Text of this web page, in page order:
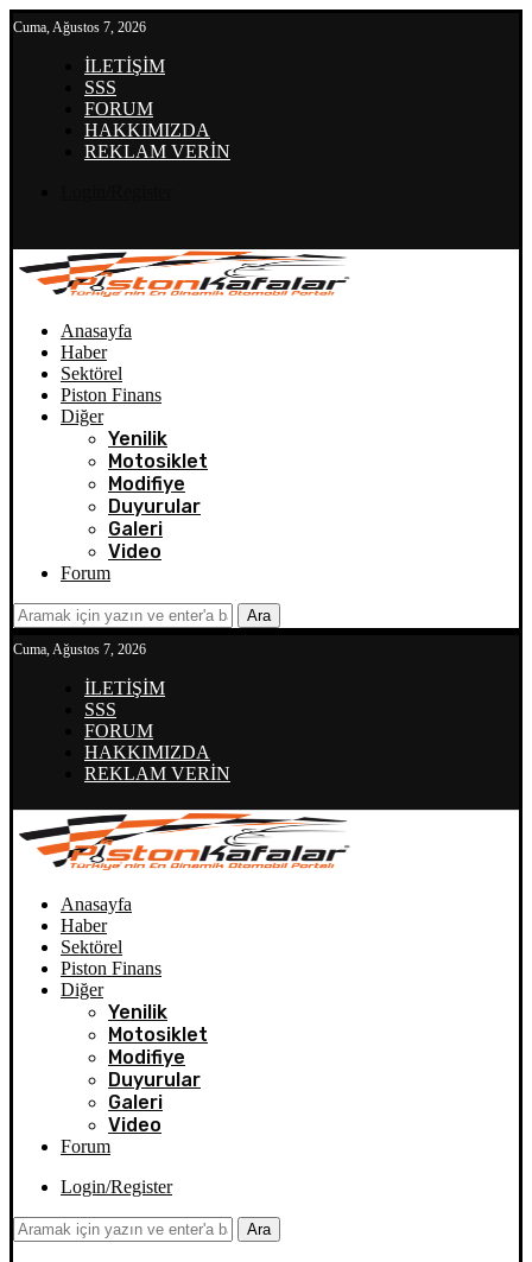
Cuma, Ağustos 7, 2026
İLETİŞİM
SSS
FORUM
HAKKIMIZDA
REKLAM VERİN
Anasayfa
Haber
Sektörel
Piston Finans
Diğer
Yenilik
Motosiklet
Modifiye
Duyurular
Galeri
Video
Forum
Ara
Cuma, Ağustos 7, 2026
İLETİŞİM
SSS
FORUM
HAKKIMIZDA
REKLAM VERİN
Anasayfa
Haber
Sektörel
Piston Finans
Diğer
Yenilik
Motosiklet
Modifiye
Duyurular
Galeri
Video
Forum
Login/Register
Ara